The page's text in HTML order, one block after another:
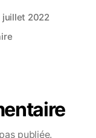
juillet 2022
publiée.